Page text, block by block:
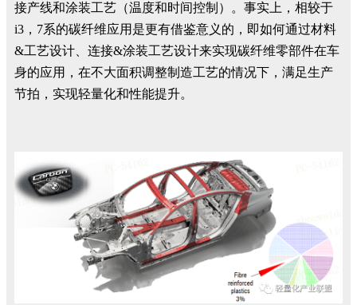
接产线和涂装工艺（温度和时间控制）。事实上，相较于
i3，7系的碳纤维应用是更有借鉴意义的，即如何通过材料
&工艺设计、连接&涂装工艺设计来实现碳纤维零部件在车
身的应用，在不大面积调整制造工艺的情况下，满足生产
节拍，实现轻量化和性能提升。